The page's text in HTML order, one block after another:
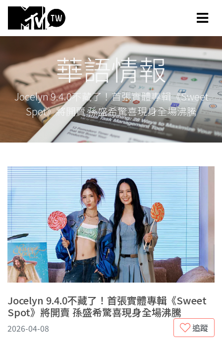
華語情報
Jocelyn 9.4.0不藏了！首張實體專輯《Sweet
Spot》將開賣 孫盛希驚喜現身全場沸騰
Jocelyn 9.4.0不藏了！首張實體專輯《Sweet
Spot》將開賣 孫盛希驚喜現身全場沸騰
追蹤
2026-04-08